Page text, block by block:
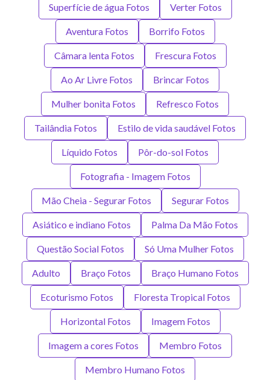
Superfície de água Fotos Verter Fotos
Aventura Fotos Borrifo Fotos
Câmara lenta Fotos Frescura Fotos
Ao Ar Livre Fotos Brincar Fotos
Mulher bonita Fotos Refresco Fotos
Tailândia Fotos Estilo de vida saudável Fotos
Líquido Fotos Pôr-do-sol Fotos
Fotografia - Imagem Fotos
Mão Cheia - Segurar Fotos Segurar Fotos
Asiático e indiano Fotos Palma Da Mão Fotos
Questão Social Fotos Só Uma Mulher Fotos
Adulto Braço Fotos Braço Humano Fotos
Ecoturismo Fotos Floresta Tropical Fotos
Horizontal Fotos Imagem Fotos
Imagem a cores Fotos Membro Fotos
Membro Humano Fotos